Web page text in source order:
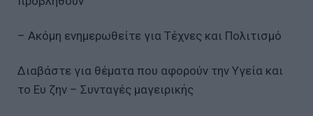
– Ακόμη ενημερωθείτε για Τέχνες και Πολιτισμό
Διαβάστε για θέματα που αφορούν την Υγεία και
το Ευ ζην – Συνταγές μαγειρικής